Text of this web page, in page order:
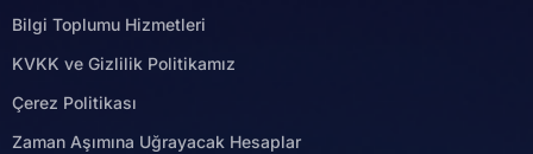
Bilgi Toplumu Hizmetleri
KVKK ve Gizlilik Politikamız
Çerez Politikası
Zaman Aşımına Uğrayacak Hesaplar